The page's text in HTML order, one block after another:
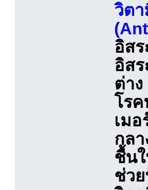
วิต
อิส
อิส
ต่าง
โร
เม
กล
ชื้น
ช่ว